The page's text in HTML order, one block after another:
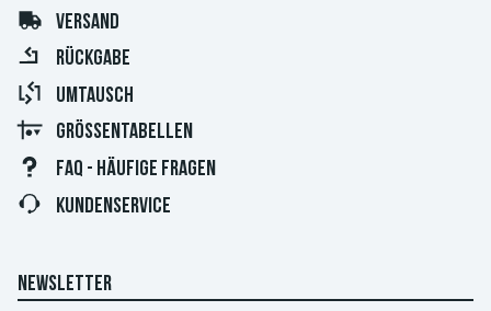
VERSAND
RÜCKGABE
UMTAUSCH
GRÖSSENTABELLEN
FAQ - HÄUFIGE FRAGEN
KUNDENSERVICE
NEWSLETTER